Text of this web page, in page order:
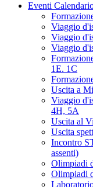
Eventi
Viaggio
Viaggio
Viaggio
1E. 1C
Uscita a
Viaggio
4H, 5A
Uscita al
Uscita
Incontro
assenti)
Olimpiadi
Olimpiadi